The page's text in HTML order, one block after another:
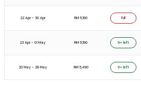
22 Apr - 30 Apr RM 5,190 Full
23 Apr - 01 May RM 5,190 9+ left
20 May - 28 May RM 5,490 9+ left